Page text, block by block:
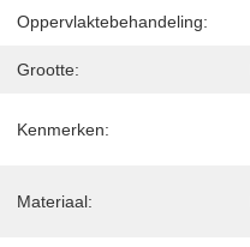
Oppervlaktebehandeling:
Grootte:
Kenmerken:
Materiaal: